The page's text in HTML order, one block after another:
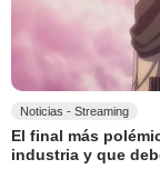
Noticias - Streaming
El final más
industria y que